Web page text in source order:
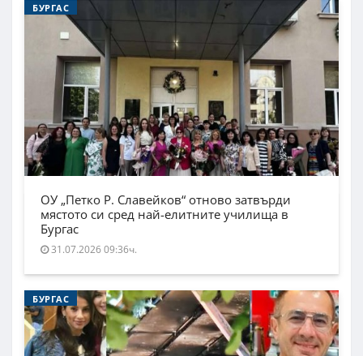
БУРГАС
ОУ „Петко Р. Славейков“ отново затвърди
мястото си сред най-елитните училища в
Бургас
31.07.2026 09:36ч.
БУРГАС